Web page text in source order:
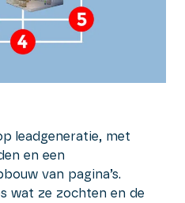
leadgeneratie, met
en een
van pagina’s.
wat ze zochten en de